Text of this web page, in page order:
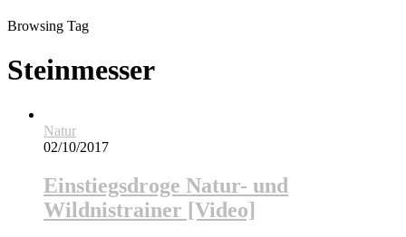
Browsing Tag
Steinmesser
Natur
02/10/2017
Einstiegsdroge Natur- und
Wildnistrainer [Video]